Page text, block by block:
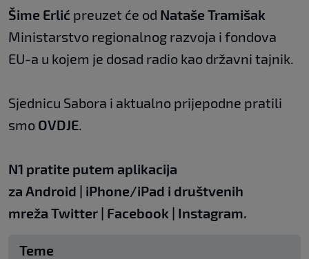
Šime Erlić preuzet će od Nataše Tramišak
Ministarstvo regionalnog razvoja i fondova
EU-a u kojem je dosad radio kao državni tajnik.
Sjednicu Sabora i aktualno prijepodne pratili
smo OVDJE
N1 pratite putem aplikacija
za Android | iPhone/iPad i društvenih
mreža Twitter | Facebook | Instagram.
Teme